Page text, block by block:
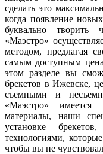
сделать это
когда появление
буквально творить
«Маэстро»
методом, предлагая
самым доступным
этом разделе вы
брекетов в Ижевске,
съемными и
«Маэстро» имеется
материалы, наши
установке
технологиями,
чтобы вы не